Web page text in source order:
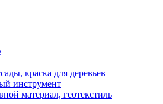
краска для деревьев
инструмент
материал, геотекстиль